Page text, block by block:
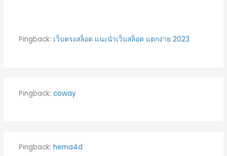
Pingback: เว็บตรงสล็อต แนะนําเว็บสล็อต แตกง่าย 2023
Pingback: coway
Pingback: hema4d